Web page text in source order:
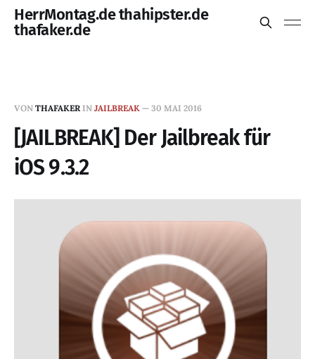
HerrMontag.de thahipster.de
thafaker.de
VON THAFAKER IN JAILBREAK — 30 MAI 2016
[JAILBREAK] Der Jailbreak für
iOS 9.3.2